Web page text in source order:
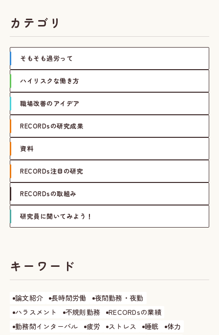
カテゴリ
そもそも過労って
ハイリスクな働き方
職場改善のアイデア
RECORDsの研究成果
資料
RECORDs注目の研究
RECORDsの取組み
研究員に聞いてみよう！
キーワード
論文紹介 長時間労働
夜間勤務・夜勤
ハラスメント
不規則勤務
RECORDsの業績
勤務間インターバル
疲労 ストレス 睡眠
体力